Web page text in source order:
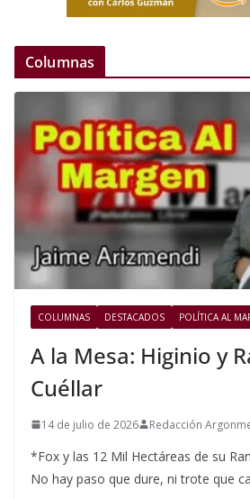
Columnas
COLUMNAS DESTACADOS POLÍTICA AL
A la Mesa: Higinio y
Cuéllar
14 de julio de 2026 Redacción
*Fox y las 12 Mil Hectáreas de su
No hay paso que dure, ni trote que